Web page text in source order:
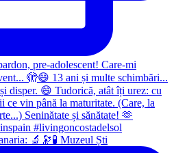
🔬🔭🧪 Muzeul Ști